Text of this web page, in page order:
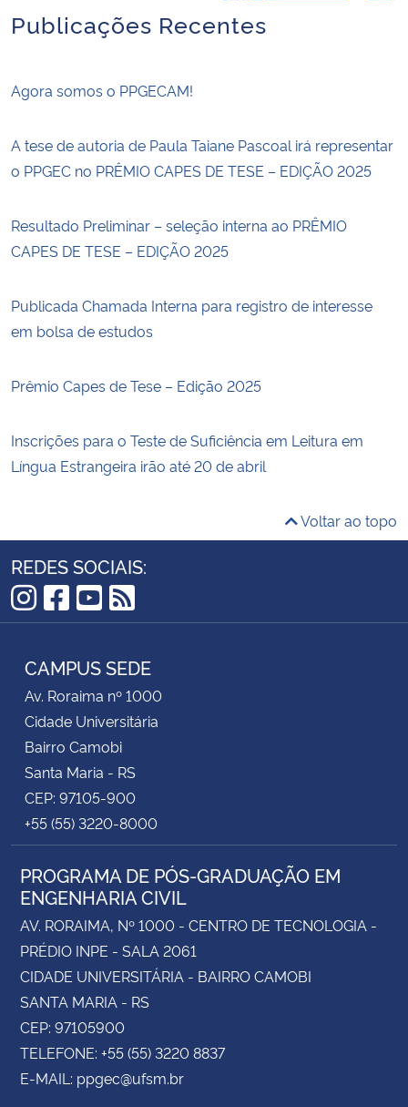
Publicações Recentes
Agora somos o PPGECAM!
A tese de autoria de Paula Taiane Pascoal irá representar
o PPGEC no PRÊMIO CAPES DE TESE – EDIÇÃO 2025
Resultado Preliminar – seleção interna ao PRÊMIO
CAPES DE TESE – EDIÇÃO 2025
Publicada Chamada Interna para registro de interesse
em bolsa de estudos
Prêmio Capes de Tese – Edição 2025
Inscrições para o Teste de Suficiência em Leitura em
Língua Estrangeira irão até 20 de abril
Voltar ao topo
REDES SOCIAIS:
Instagram
Facebook
YouTube
RSS
CAMPUS SEDE
Av. Roraima nº 1000
Cidade Universitária
Bairro Camobi
Santa Maria - RS
CEP: 97105-900
+55 (55) 3220-8000
PROGRAMA DE PÓS-GRADUAÇÃO EM
ENGENHARIA CIVIL
AV. RORAIMA, Nº 1000 - CENTRO DE TECNOLOGIA -
PRÉDIO INPE - SALA 2061
CIDADE UNIVERSITÁRIA - BAIRRO CAMOBI
SANTA MARIA - RS
CEP: 97105900
TELEFONE: +55 (55) 3220 8837
E-MAIL: ppgec@ufsm.br